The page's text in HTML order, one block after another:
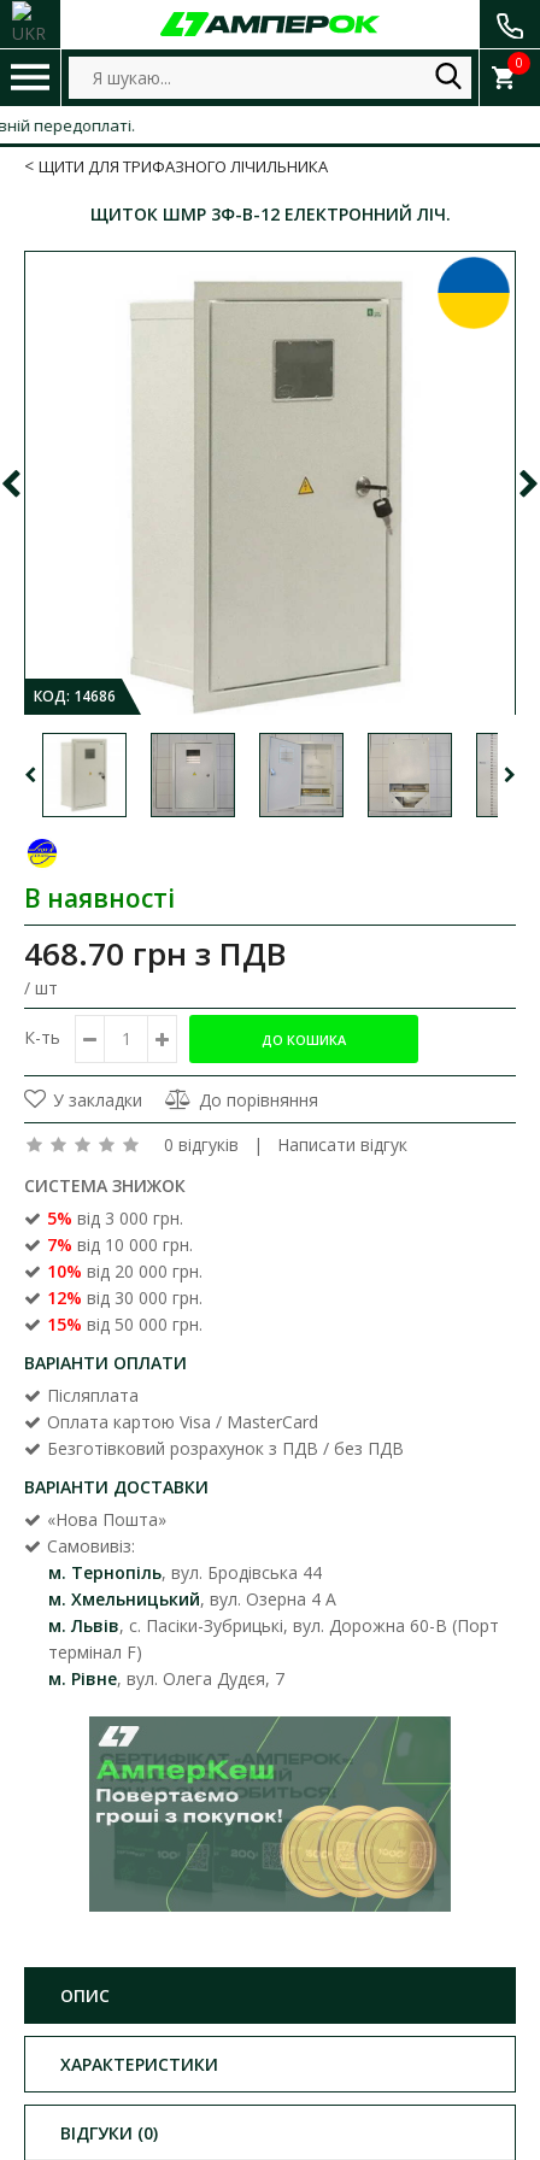
0
ЩИТИ ДЛЯ ТРИФАЗНОГО ЛІЧИЛЬНИКА
ЩИТОК ШМР 3Ф-В-12 ЕЛЕКТРОННИЙ ЛІЧ.
КОД: 14686
В наявності
468.70 грн з ПДВ
/ шт
К-ть
У закладки
До порівняння
0 відгуків | Написати відгук
СИСТЕМА ЗНИЖОК
5% від 3 000 грн.
7% від 10 000 грн.
10% від 20 000 грн.
12% від 30 000 грн.
15% від 50 000 грн.
ВАРІАНТИ ОПЛАТИ
Післяплата
Оплата картою Visa / MasterCard
Безготівковий розрахунок з ПДВ / без ПДВ
ВАРІАНТИ ДОСТАВКИ
«Нова Пошта»
Самовивіз:
м. Тернопіль, вул. Бродівська 44
м. Хмельницький, вул. Озерна 4 А
м. Львів, с. Пасіки-Зубрицькі, вул. Дорожна 60-В (Порт
термінал F)
м. Рівне, вул. Олега Дудєя, 7
ОПИС
ХАРАКТЕРИСТИКИ
ВІДГУКИ (0)